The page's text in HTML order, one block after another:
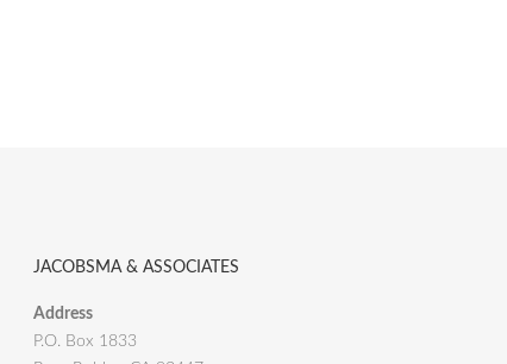
JACOBSMA & ASSOCIATES
Address
P.O. Box 1833